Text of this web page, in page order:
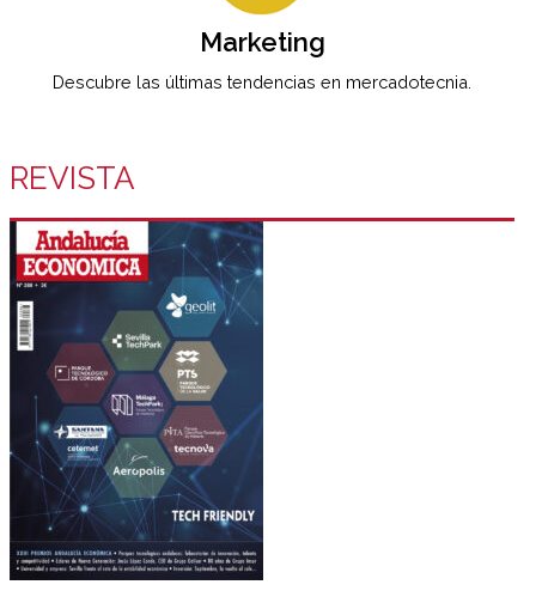
Marketing
Descubre las últimas tendencias en mercadotecnia.
REVISTA